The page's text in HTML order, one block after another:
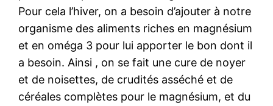
Pour cela l’hiver, on a besoin d’ajouter à notre
organisme des aliments riches en magnésium
et en oméga 3 pour lui apporter le bon dont il
a besoin. Ainsi , on se fait une cure de noyer
et de noisettes, de crudités asséché et de
céréales complètes pour le magnésium, et du